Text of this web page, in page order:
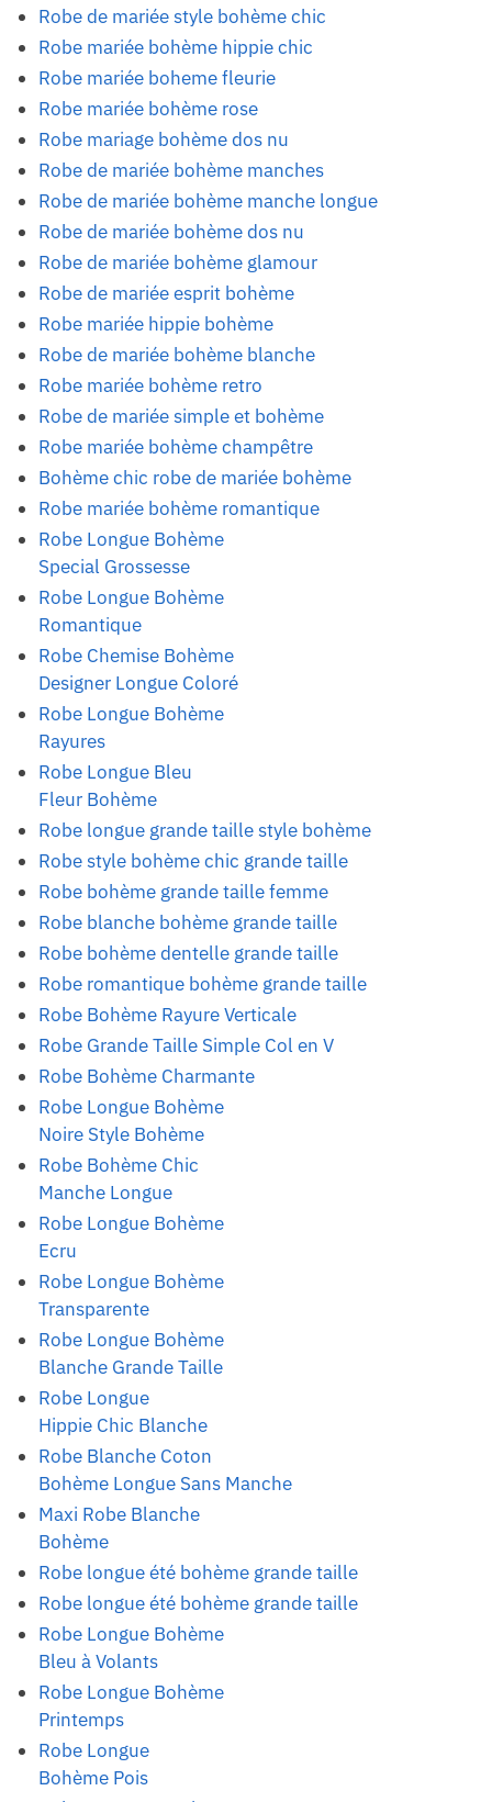
Robe de mariée style bohème chic
Robe mariée bohème hippie chic
Robe mariée boheme fleurie
Robe mariée bohème rose
Robe mariage bohème dos nu
Robe de mariée bohème manches
Robe de mariée bohème manche longue
Robe de mariée bohème dos nu
Robe de mariée bohème glamour
Robe de mariée esprit bohème
Robe mariée hippie bohème
Robe de mariée bohème blanche
Robe mariée bohème retro
Robe de mariée simple et bohème
Robe mariée bohème champêtre
Bohème chic robe de mariée bohème
Robe mariée bohème romantique
Robe Longue Bohème
Special Grossesse
Robe Longue Bohème
Romantique
Robe Chemise Bohème
Designer Longue Coloré
Robe Longue Bohème
Rayures
Robe Longue Bleu
Fleur Bohème
Robe longue grande taille style bohème
Robe style bohème chic grande taille
Robe bohème grande taille femme
Robe blanche bohème grande taille
Robe bohème dentelle grande taille
Robe romantique bohème grande taille
Robe Bohème Rayure Verticale
Robe Grande Taille Simple Col en V
Robe Bohème Charmante
Robe Longue Bohème
Noire Style Bohème
Robe Bohème Chic
Manche Longue
Robe Longue Bohème
Ecru
Robe Longue Bohème
Transparente
Robe Longue Bohème
Blanche Grande Taille
Robe Longue
Hippie Chic Blanche
Robe Blanche Coton
Bohème Longue Sans Manche
Maxi Robe Blanche
Bohème
Robe longue été bohème grande taille
Robe longue été bohème grande taille
Robe Longue Bohème
Bleu à Volants
Robe Longue Bohème
Printemps
Robe Longue
Bohème Pois